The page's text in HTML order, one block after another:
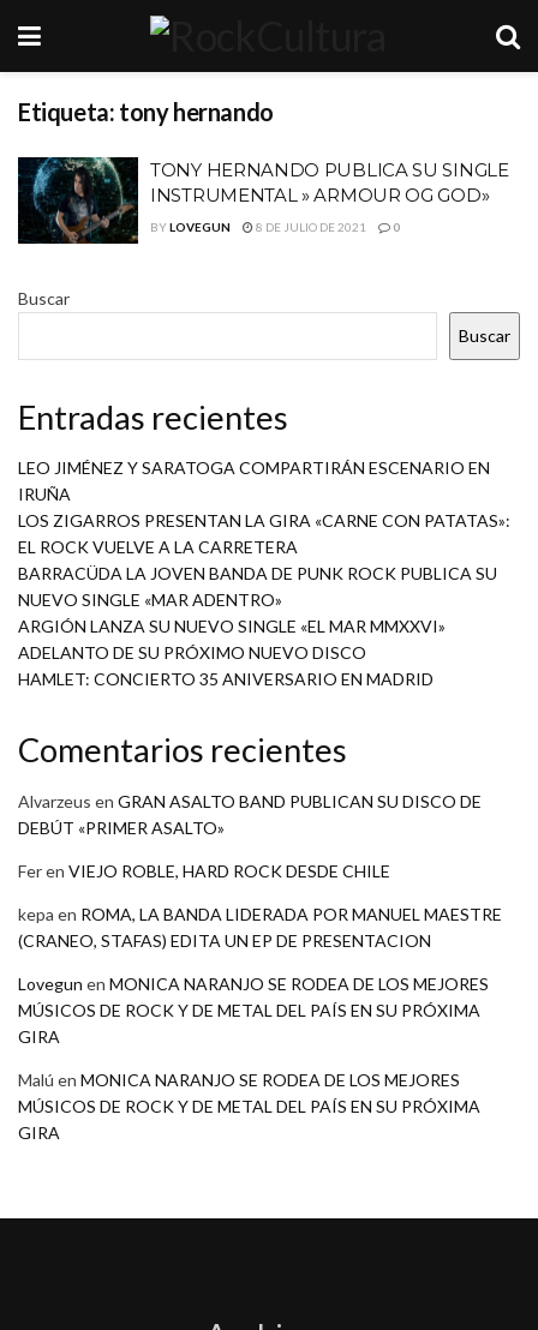
Etiqueta: tony hernando
TONY HERNANDO PUBLICA SU SINGLE
INSTRUMENTAL » ARMOUR OG GOD»
BYLOVEGUN 8 DE JULIO DE 2021 0
Buscar
Buscar
Entradas recientes
LEO JIMÉNEZ Y SARATOGA COMPARTIRÁN ESCENARIO EN
IRUÑA
LOS ZIGARROS PRESENTAN LA GIRA «CARNE CON PATATAS»:
EL ROCK VUELVE A LA CARRETERA
BARRACÜDA LA JOVEN BANDA DE PUNK ROCK PUBLICA SU
NUEVO SINGLE «MAR ADENTRO»
ARGIÓN LANZA SU NUEVO SINGLE «EL MAR MMXXVI»
ADELANTO DE SU PRÓXIMO NUEVO DISCO
HAMLET: CONCIERTO 35 ANIVERSARIO EN MADRID
Comentarios recientes
Alvarzeus en GRAN ASALTO BAND PUBLICAN SU DISCO DE
DEBÚT «PRIMER ASALTO»
Feren VIEJO ROBLE, HARD ROCK DESDE CHILE
kepa en ROMA, LA BANDA LIDERADA POR MANUEL MAESTRE
(CRANEO, STAFAS) EDITA UN EP DE PRESENTACION
Lovegun en MONICA NARANJO SE RODEA DE LOS MEJORES
MÚSICOS DE ROCK Y DE METAL DEL PAÍS EN SU PRÓXIMA
GIRA
Malú en MONICA NARANJO SE RODEA DE LOS MEJORES
MÚSICOS DE ROCK Y DE METAL DEL PAÍS EN SU PRÓXIMA
GIRA